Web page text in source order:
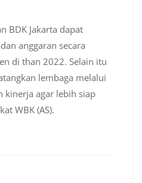
BDK Jakarta dapat
anggaran secara
di than 2022. Selain itu
lembaga melalui
kinerja agar lebih siap
WBK (AS).